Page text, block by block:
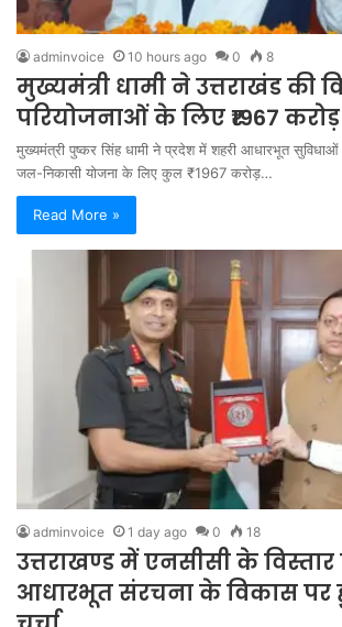
adminvoice 10 hours ago 0 8
मुख्यमंत्री धामी ने उत्तराखंड की
परियोजनाओं के लिए ₹1967
मुख्यमंत्री पुष्कर सिंह धामी ने प्रदेश में शहरी आधारभूत
जल-निकासी योजना के लिए कुल ₹1967 करोड़…
Read More »
adminvoice 1 day ago 0 18
उत्तराखण्ड में एनसीसी के
आधारभूत संरचना के विकास पर